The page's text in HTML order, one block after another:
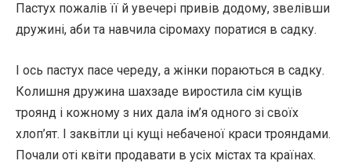
Пастух пожалів її й увечері привів додому, звелівши
дружині, аби та навчила сіромаху поратися в садку.
І ось пастух пасе череду, а жінки пораються в садку.
Колишня дружина шахзаде виростила сім кущів
троянд і кожному з них дала ім’я одного зі своїх
хлоп’ят. І заквітли ці кущі небаченої краси трояндами.
Почали оті квіти продавати в усіх містах та країнах.